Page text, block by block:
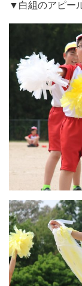
▼白組のアピー